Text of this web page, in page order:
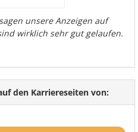
unsere Anzeigen auf
sind wirklich sehr gut gelaufen.
den Karriereseiten von: